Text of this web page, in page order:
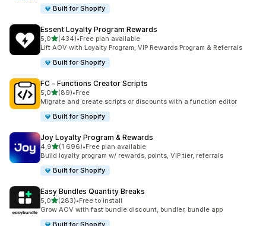
Built for Shopify
Essent Loyalty Program Rewards
5,0z 5 hvězd
(434)
Celkový počet recenzí: 434
•Free plan available
Lift AOV with Loyalty Program, VIP Rewards Program & Referrals
Built for Shopify
FC ‑ Functions Creator Scripts
5,0z 5 hvězd
(89)
Celkový počet recenzí: 89
•Free
Migrate and create scripts or discounts with a function editor
Built for Shopify
Joy Loyalty Program & Rewards
4,9z 5 hvězd
(1 696)
Celkový počet recenzí: 1696
•Free plan available
Build loyalty program w/ rewards, points, VIP tier, referrals
Built for Shopify
Easy Bundles Quantity Breaks
5,0z 5 hvězd
(283)
Celkový počet recenzí: 283
•Free to install
Grow AOV with fast bundle discount, bundler, bundle app